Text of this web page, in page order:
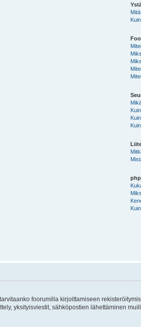
foorumilla kirjoittamiseen
yksityisviestit, sähköpostien lähettäminen